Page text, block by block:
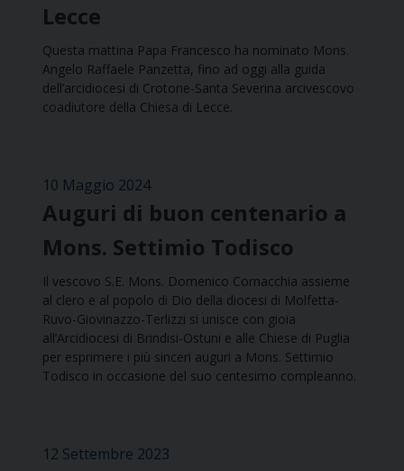
Lecce
Questa mattina Papa Francesco ha nominato Mons.
Angelo Raffaele Panzetta, fino ad oggi alla guida
dell’arcidiocesi di Crotone-Santa Severina arcivescovo
coadiutore della Chiesa di Lecce.
10 Maggio 2024
Auguri di buon centenario a
Mons. Settimio Todisco
Il vescovo S.E. Mons. Domenico Cornacchia assieme
al clero e al popolo di Dio della diocesi di Molfetta-
Ruvo-Giovinazzo-Terlizzi si unisce con gioia
all’Arcidiocesi di Brindisi-Ostuni e alle Chiese di Puglia
per esprimere i più sinceri auguri a Mons. Settimio
Todisco in occasione del suo centesimo compleanno.
12 Settembre 2023